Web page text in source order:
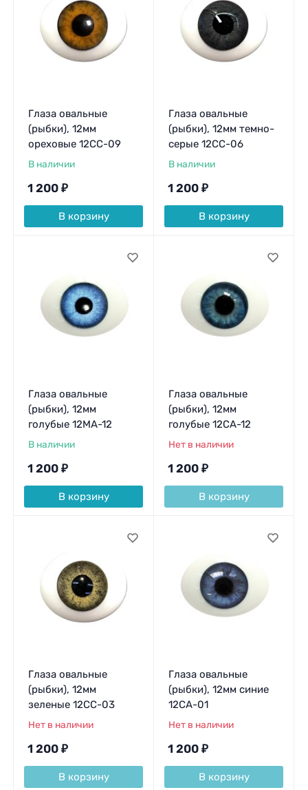
Глаза овальные
(рыбки), 12мм
ореховые 12CC-09
В наличии
1 200 ₽
В корзину
Глаза овальные
(рыбки), 12мм темно-
серые 12CC-06
В наличии
1 200 ₽
В корзину
Глаза овальные
(рыбки), 12мм
голубые 12MA-12
В наличии
1 200 ₽
В корзину
Глаза овальные
(рыбки), 12мм
голубые 12CA-12
Нет в наличии
1 200 ₽
В корзину
Глаза овальные
(рыбки), 12мм
зеленые 12CC-03
Нет в наличии
1 200 ₽
В корзину
Глаза овальные
(рыбки), 12мм синие
12CA-01
Нет в наличии
1 200 ₽
В корзину